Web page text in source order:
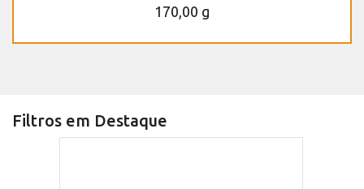
170,00 g
Filtros em Destaque